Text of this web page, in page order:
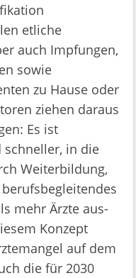
etliche
auch Impfungen,
sowie
zu Hause oder
ziehen daraus
Es ist
in die
Weiterbildung,
mehr Ärzte aus-
Konzept
auf dem
die für 2030